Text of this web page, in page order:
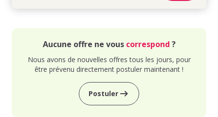
Aucune offre ne vous correspond ?
Nous avons de nouvelles offres tous les jours, pour
être prévenu directement postuler maintenant !
Postuler